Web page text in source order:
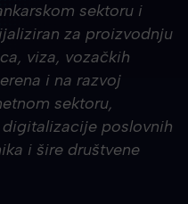
sektoru i
za proizvodnju
viza, vozačkih
i na razvoj
sektoru,
poslovnih
i šire društvene